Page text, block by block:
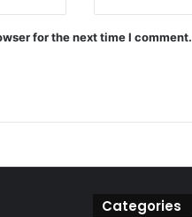
for the next time I comment.
Categories